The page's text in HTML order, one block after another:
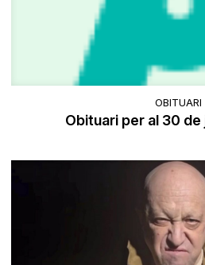
OBITUARI
Obituari per al 30